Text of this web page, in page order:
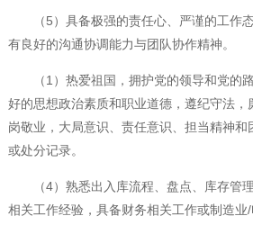
（5）具备极强的责任心、严谨的工作态
有良好的沟通协调能力与团队协作精神。
（1）热爱祖国，拥护党的领导和党的路
好的思想政治素质和职业道德，遵纪守法
岗敬业，大局意识、责任意识、担当精神和
或处分记录。
（4）熟悉出入库流程、盘点、库存管理
相关工作经验，具备财务相关工作或制造业